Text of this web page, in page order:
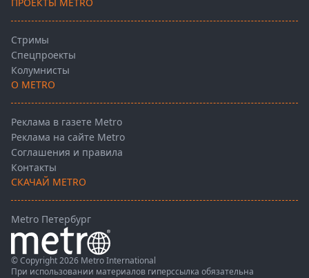
Стримы
Спецпроекты
Колумнисты
О METRO
Реклама в газете Metro
Реклама на сайте Metro
Соглашения и правила
Контакты
СКАЧАЙ METRO
Metro Петербург
© Copyright 2026 Metro International
При использовании материалов гиперссылка обязательна